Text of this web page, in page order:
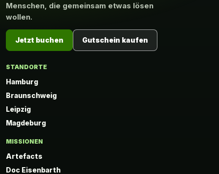
Menschen, die gemeinsam etwas lösen
wollen.
Jetzt buchen Gutschein kaufen
STANDORTE
Hamburg
Braunschweig
Leipzig
Magdeburg
MISSIONEN
Artefacts
Doc Eisenbarth